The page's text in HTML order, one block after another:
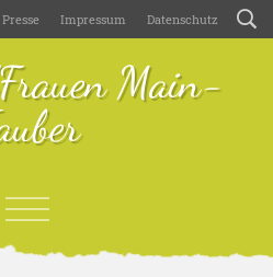
Presse Impressum Datenschutz
Main-